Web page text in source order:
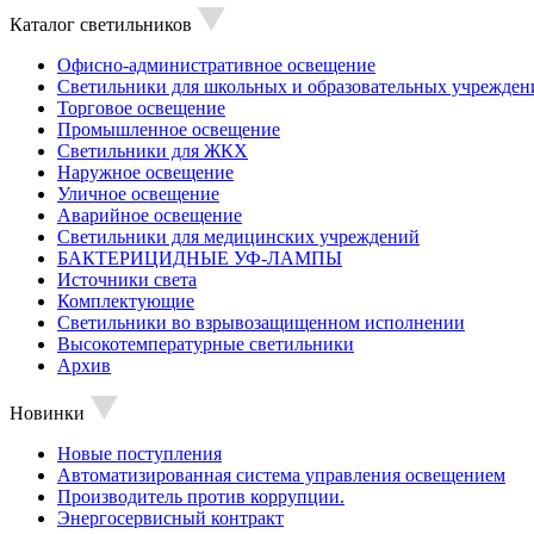
Каталог светильников
Офисно-административное освещение
Светильники для школьных и образовательных
Торговое освещение
Промышленное освещение
Светильники для ЖКХ
Наружное освещение
Уличное освещение
Аварийное освещение
Светильники для медицинских учреждений
БАКТЕРИЦИДНЫЕ УФ-ЛАМПЫ
Источники света
Комплектующие
Светильники во взрывозащищенном исполнении
Высокотемпературные светильники
Архив
Новинки
Новые поступления
Автоматизированная система управления освещением
Производитель против коррупции.
Энергосервисный контракт